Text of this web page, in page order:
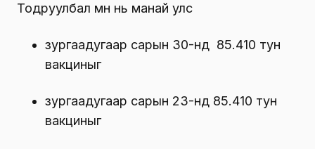
Тодруулбал өмнө нь манай улс
зургаадугаар сарын 30-нд 85.410 тун
вакциныг
зургаадугаар сарын 23-нд 85.410 тун
вакциныг